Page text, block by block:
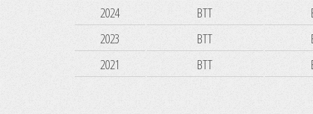
2024
BTT
2023
BTT
2021
BTT